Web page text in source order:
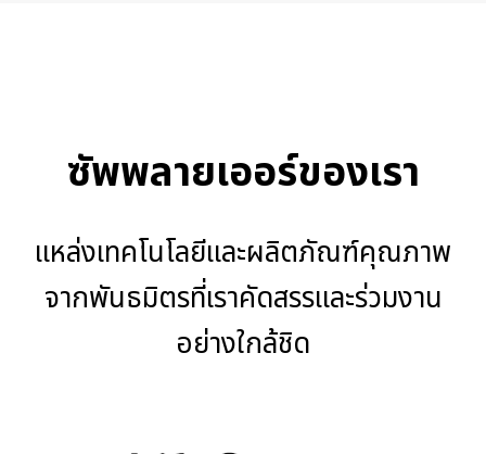
ซัพพลายเออร์ของเรา
แหล่งเทคโนโลยีและผลิตภัณฑ์คุณภาพ
จากพันธมิตรที่เราคัดสรรและร่วมงาน
อย่างใกล้ชิด